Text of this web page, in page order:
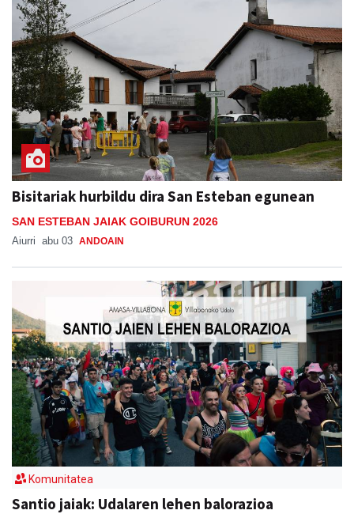
Bisitariak hurbildu dira San Esteban egunean
SAN ESTEBAN JAIAK GOIBURUN 2026
Aiurri abu 03 ANDOAIN
Komunitatea
Santio jaiak: Udalaren lehen balorazioa